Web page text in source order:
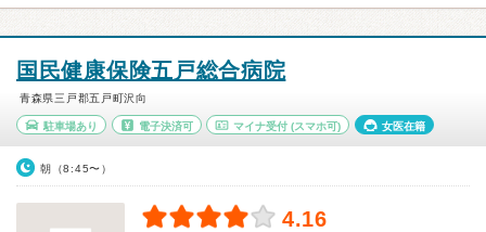
国民健康保険五戸総合病院
青森県三戸郡五戸町沢向
駐車場あり 電子決済可 マイナ受付 (スマホ可) 女医在籍
朝（8:45〜）
4.16